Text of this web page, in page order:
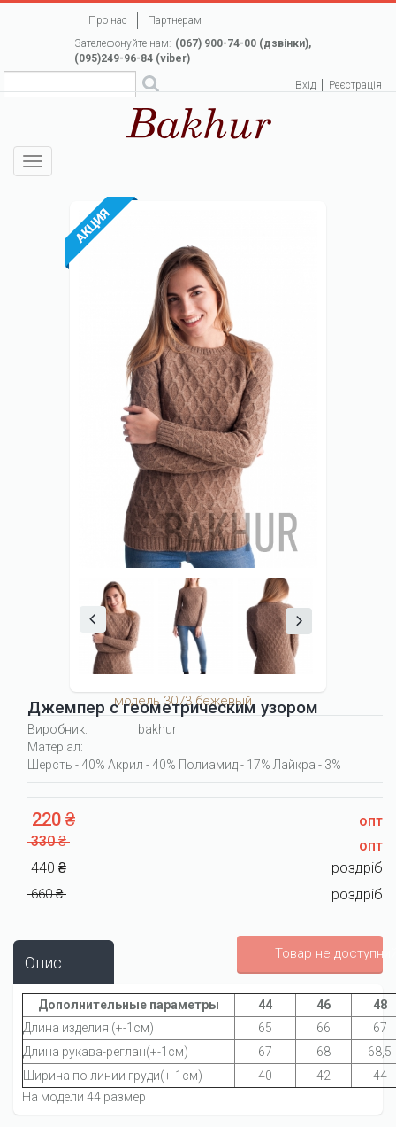
Про нас
Партнерам
Зателефонуйте нам: (067) 900-74-00 (дзвінки),
(095)249-96-84 (viber)
Вхід Реєстрація
Toggle
navigation
Джемпер с геометрическим узором
модель 3073 бежевый
Виробник:
bakhur
Матеріал:
Шерсть - 40% Акрил - 40% Полиамид - 17% Лайкра - 3%
220 ₴
опт
330 ₴
опт
440 ₴
роздріб
660 ₴ роздріб
Товар не
Опис
Дополнительные параметры 44 46
48
Длина изделия (+-1см)
65 66
67
Длина рукава-реглан(+-1см)
67 68
68,5
Ширина по линии груди(+-1см)
40 42
44
На модели 44 размер